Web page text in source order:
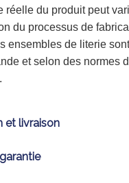
réelle du produit peut
du processus de
ensembles de literie
et selon des normes
et livraison